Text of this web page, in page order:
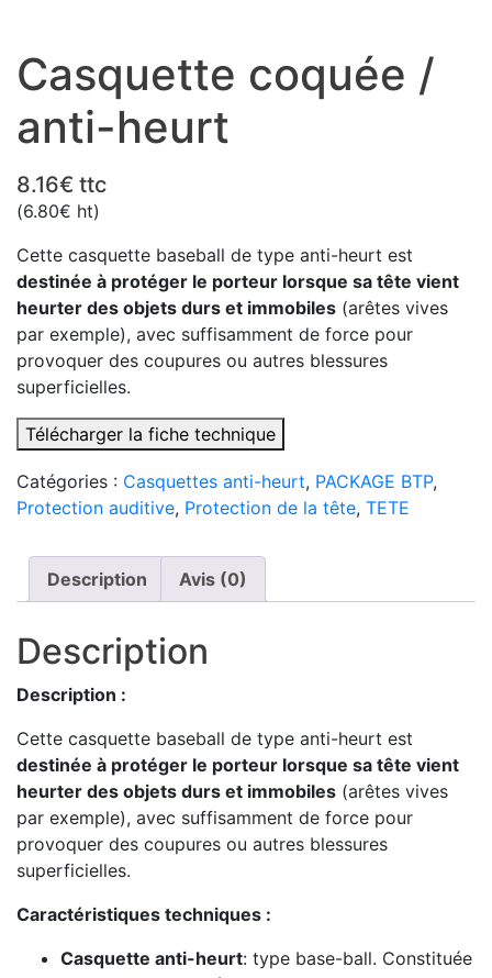
Casquette coquée /
anti-heurt
8.16€ ttc
(6.80€ ht)
Cette casquette baseball de type anti-heurt est
destinée à protéger le porteur lorsque sa tête vient
heurter des objets durs et immobiles (arêtes vives
par exemple), avec suffisamment de force pour
provoquer des coupures ou autres blessures
superficielles.
Télécharger la fiche technique
Catégories : Casquettes anti-heurt, PACKAGE BTP,
Protection auditive, Protection de la tête, TETE
Description Avis (0)
Description
Description :
Cette casquette baseball de type anti-heurt est
destinée à protéger le porteur lorsque sa tête vient
heurter des objets durs et immobiles (arêtes vives
par exemple), avec suffisamment de force pour
provoquer des coupures ou autres blessures
superficielles.
Caractéristiques techniques :
Casquette anti-heurt: type base-ball. Constituée